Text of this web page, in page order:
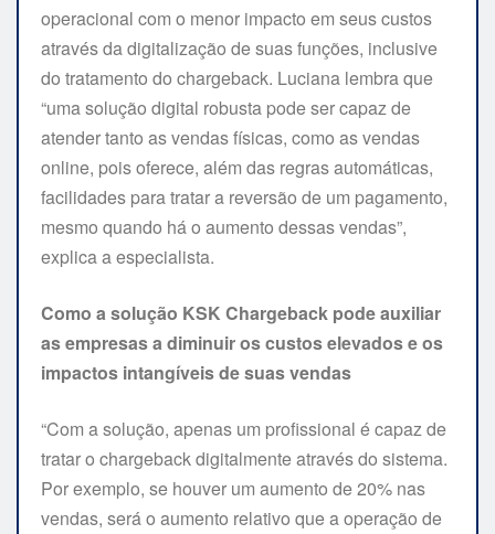
operacional com o menor impacto em seus custos
através da digitalização de suas funções, inclusive
do tratamento do chargeback. Luciana lembra que
“uma solução digital robusta pode ser capaz de
atender tanto as vendas físicas, como as vendas
online, pois oferece, além das regras automáticas,
facilidades para tratar a reversão de um pagamento,
mesmo quando há o aumento dessas vendas”,
explica a especialista.
Como a solução KSK Chargeback pode auxiliar
as empresas a diminuir os custos elevados e os
impactos intangíveis de suas vendas
“Com a solução, apenas um profissional é capaz de
tratar o chargeback digitalmente através do sistema.
Por exemplo, se houver um aumento de 20% nas
vendas, será o aumento relativo que a operação de